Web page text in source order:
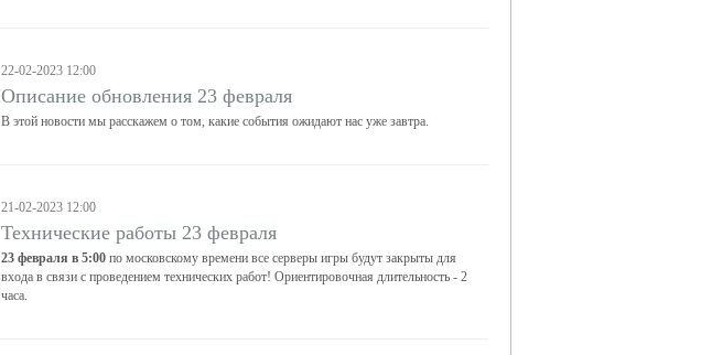
22-02-2023 12:00
Описание обновления 23 февраля
В этой новости мы расскажем о том, какие события ожидают нас уже завтра.
21-02-2023 12:00
Технические работы 23 февраля
23 февраля в 5:00 по московскому времени все серверы игры будут закрыты для
входа в связи с проведением технических работ! Ориентировочная длительность - 2
часа.